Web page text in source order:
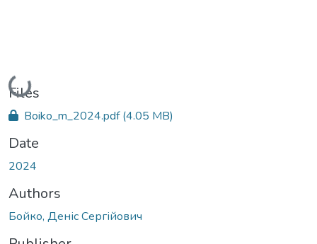
Loading...
Files
Boiko_m_2024.pdf(4.05 MB)
Date
2024
Authors
Бойко, Деніс Сергійович